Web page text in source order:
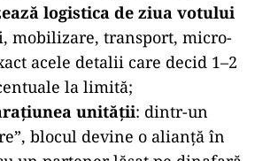
logistica de ziua votului
mobilizare, transport, micro-
acele detalii care decid 1–2
la limită;
unității: dintr-un
blocul devine o alianță în